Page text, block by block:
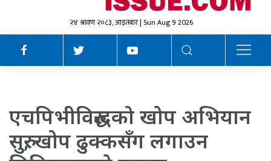
२४ श्रावण २०८३, आइतबार | Sun Aug 9 2026
एचपिभीविरुद्धको खोप अभियान
सुरु, खोप ढुक्कसँग लगाउन